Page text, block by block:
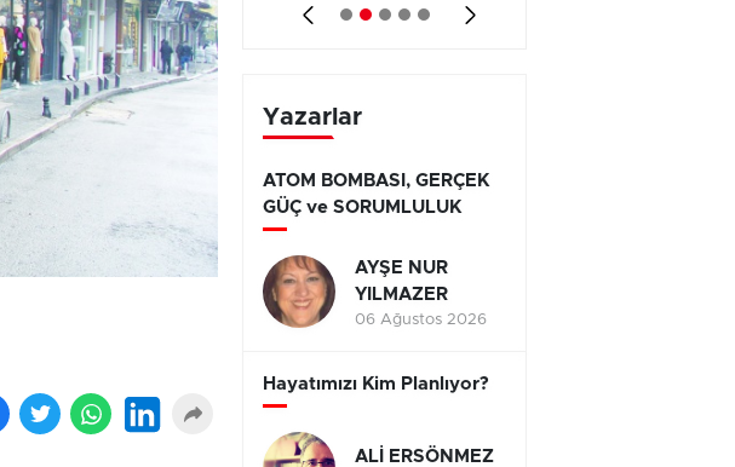
Yazarlar
ATOM BOMBASI, GERÇEK
GÜÇ ve SORUMLULUK
AYŞE NUR
YILMAZER
06 Ağustos 2026
Hayatımızı Kim Planlıyor?
ALİ ERSÖNMEZ